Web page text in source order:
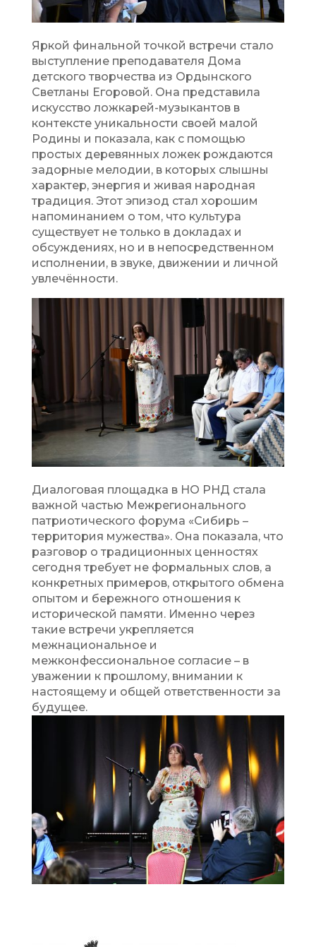
Яркой финальной точкой встречи стало
выступление преподавателя Дома
детского творчества из Ордынского
Светланы Егоровой. Она представила
искусство ложкарей-музыкантов в
контексте уникальности своей малой
Родины и показала, как с помощью
простых деревянных ложек рождаются
задорные мелодии, в которых слышны
характер, энергия и живая народная
традиция. Этот эпизод стал хорошим
напоминанием о том, что культура
существует не только в докладах и
обсуждениях, но и в непосредственном
исполнении, в звуке, движении и личной
увлечённости.
Диалоговая площадка в НО РНД стала
важной частью Межрегионального
патриотического форума «Сибирь –
территория мужества». Она показала, что
разговор о традиционных ценностях
сегодня требует не формальных слов, а
конкретных примеров, открытого обмена
опытом и бережного отношения к
исторической памяти. Именно через
такие встречи укрепляется
межнациональное и
межконфессиональное согласие – в
уважении к прошлому, внимании к
настоящему и общей ответственности за
будущее.